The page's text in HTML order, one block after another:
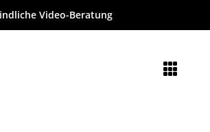
Video-Beratung
